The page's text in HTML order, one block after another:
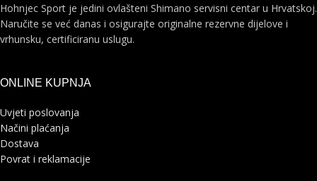
Hohnjec Sport je jedini ovlašteni Shimano servisni centar u Hrvatskoj.
Naručite se već danas i osigurajte originalne rezervne dijelove i
vrhunsku, certificiranu uslugu.
ONLINE KUPNJA
Uvjeti poslovanja
Načini plaćanja
Dostava
Povrat i reklamacije